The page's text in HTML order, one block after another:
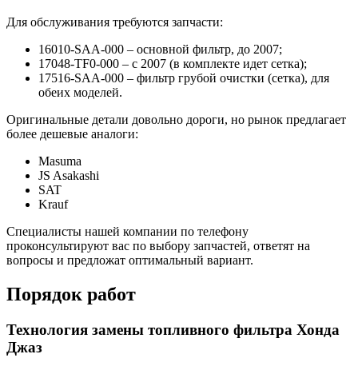
Для обслуживания требуются запчасти:
16010-SAA-000 – основной фильтр, до 2007;
17048-TF0-000 – с 2007 (в комплекте идет сетка);
17516-SAA-000 – фильтр грубой очистки (сетка), для
обеих моделей.
Оригинальные детали довольно дороги, но рынок предлагает
более дешевые аналоги:
Masuma
JS Asakashi
SAT
Krauf
Специалисты нашей компании по телефону
проконсультируют вас по выбору запчастей, ответят на
вопросы и предложат оптимальный вариант.
Порядок работ
Технология замены топливного фильтра Хонда
Джаз